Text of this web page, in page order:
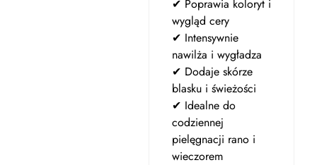
✔ Poprawia koloryt i
wygląd cery
✔ Intensywnie
nawilża i wygładza
✔ Dodaje skórze
blasku i świeżości
✔ Idealne do
codziennej
pielęgnacji rano i
wieczorem